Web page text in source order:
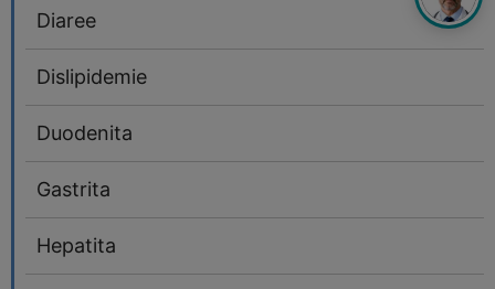
Diaree
Dislipidemie
Duodenita
Gastrita
Hepatita